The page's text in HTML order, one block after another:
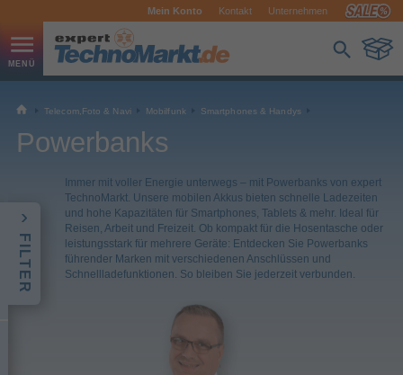
Mein Konto Kontakt Unternehmen
FILTER
Telecom,Foto & Navi Mobilfunk Smartphones & Handys
Powerbanks
Immer mit voller Energie unterwegs – mit Powerbanks von expert
TechnoMarkt. Unsere mobilen Akkus bieten schnelle Ladezeiten
und hohe Kapazitäten für Smartphones, Tablets & mehr. Ideal für
Reisen, Arbeit und Freizeit. Ob kompakt für die Hosentasche oder
leistungsstark für mehrere Geräte: Entdecken Sie Powerbanks
führender Marken mit verschiedenen Anschlüssen und
Schnellladefunktionen. So bleiben Sie jederzeit verbunden.